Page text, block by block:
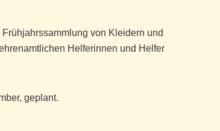
von Kleidern und
Helferinnen und Helfer
geplant.